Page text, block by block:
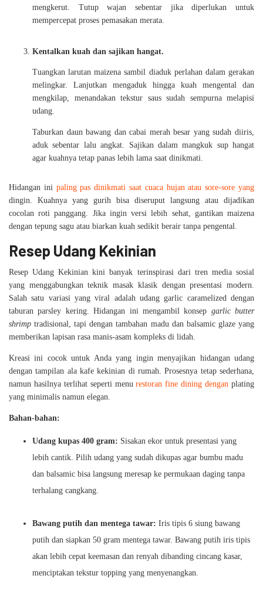
mengkerut. Tutup wajan sebentar jika diperlukan untuk
mempercepat proses pemasakan merata.
Kentalkan kuah dan sajikan hangat.
Tuangkan larutan maizena sambil diaduk perlahan dalam gerakan
melingkar. Lanjutkan mengaduk hingga kuah mengental dan
mengkilap, menandakan tekstur saus sudah sempurna melapisi
udang.
Taburkan daun bawang dan cabai merah besar yang sudah diiris,
aduk sebentar lalu angkat. Sajikan dalam mangkuk sup hangat
agar kuahnya tetap panas lebih lama saat dinikmati.
Hidangan ini paling pas dinikmati saat cuaca hujan atau sore-sore yang
dingin. Kuahnya yang gurih bisa diseruput langsung atau dijadikan
cocolan roti panggang. Jika ingin versi lebih sehat, gantikan maizena
dengan tepung sagu atau biarkan kuah sedikit berair tanpa pengental.
Resep Udang Kekinian
Resep Udang Kekinian kini banyak terinspirasi dari tren media sosial
yang menggabungkan teknik masak klasik dengan presentasi modern.
Salah satu variasi yang viral adalah udang garlic caramelized dengan
taburan parsley kering. Hidangan ini mengambil konsep garlic butter
shrimp tradisional, tapi dengan tambahan madu dan balsamic glaze yang
memberikan lapisan rasa manis-asam kompleks di lidah.
Kreasi ini cocok untuk Anda yang ingin menyajikan hidangan udang
dengan tampilan ala kafe kekinian di rumah. Prosesnya tetap sederhana,
namun hasilnya terlihat seperti menurestoran fine dining dengan plating
yang minimalis namun elegan.
Bahan-bahan:
Udang kupas 400 gram: Sisakan ekor untuk presentasi yang
lebih cantik. Pilih udang yang sudah dikupas agar bumbu madu
dan balsamic bisa langsung meresap ke permukaan daging tanpa
terhalang cangkang.
Bawang putih dan mentega tawar: Iris tipis 6 siung bawang
putih dan siapkan 50 gram mentega tawar. Bawang putih iris tipis
akan lebih cepat keemasan dan renyah dibanding cincang kasar,
menciptakan tekstur topping yang menyenangkan.